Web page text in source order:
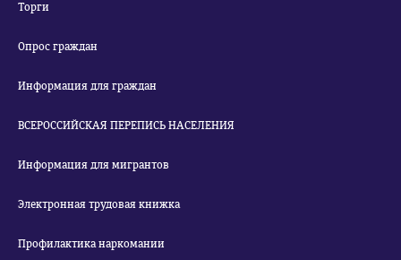
Торги
Опрос граждан
Информация для граждан
ВСЕРОССИЙСКАЯ ПЕРЕПИСЬ НАСЕЛЕНИЯ
Информация для мигрантов
Электронная трудовая книжка
Профилактика наркомании